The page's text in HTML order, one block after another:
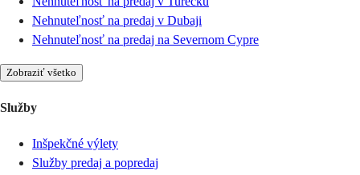
Nehnuteľnosť na predaj v Dubaji
Nehnuteľnosť na predaj na Severnom Cypre
Zobraziť všetko
Služby
Inšpekčné výlety
Služby predaj a popredaj